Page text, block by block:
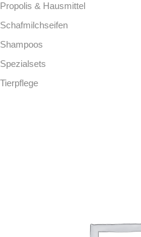
Propolis & Hausmittel
Schafmilchseifen
Shampoos
Spezialsets
Tierpflege